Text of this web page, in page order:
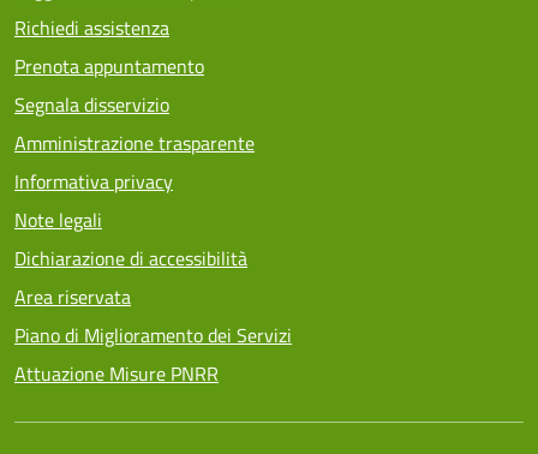
Richiedi assistenza
Prenota appuntamento
Segnala disservizio
Amministrazione trasparente
Informativa privacy
Note legali
Dichiarazione di accessibilità
Area riservata
Piano di Miglioramento dei Servizi
Attuazione Misure PNRR